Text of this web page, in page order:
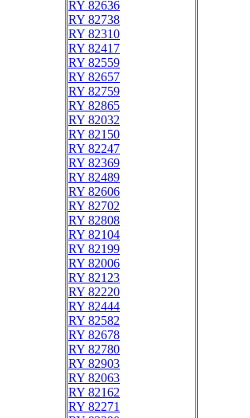
RY 82636
RY 82738
RY 82310
RY 82417
RY 82559
RY 82657
RY 82759
RY 82865
RY 82032
RY 82150
RY 82247
RY 82369
RY 82489
RY 82606
RY 82702
RY 82808
RY 82104
RY 82199
RY 82006
RY 82123
RY 82220
RY 82444
RY 82582
RY 82678
RY 82780
RY 82903
RY 82063
RY 82162
RY 82271